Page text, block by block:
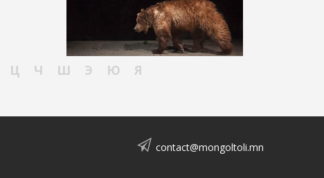
Ц Ч Ш Э Ю Я
contact@mongoltoli.mn